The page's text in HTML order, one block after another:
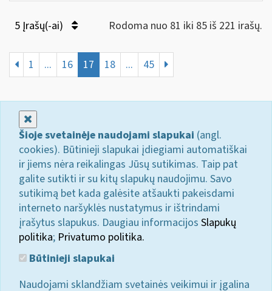
5 Įrašų(-ai) Rodoma nuo 81 iki 85 iš 221 irašų.
1 ... 16 17 18 ... 45
Šioje svetainėje naudojami slapukai (angl.
cookies). Būtinieji slapukai įdiegiami automatiškai
ir jiems nėra reikalingas Jūsų sutikimas. Taip pat
galite sutikti ir su kitų slapukų naudojimu. Savo
sutikimą bet kada galėsite atšaukti pakeisdami
interneto naršyklės nustatymus ir ištrindami
įrašytus slapukus. Daugiau informacijos Slapukų
politika; Privatumo politika.
Būtinieji slapukai
Naudojami sklandžiam svetainės veikimui ir įgalina